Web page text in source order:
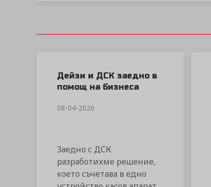
Дейзи и ДСК заедно в
помощ на бизнеса
08-04-2026
Заедно с ДСК
разработихме решение,
което съчетава в едно